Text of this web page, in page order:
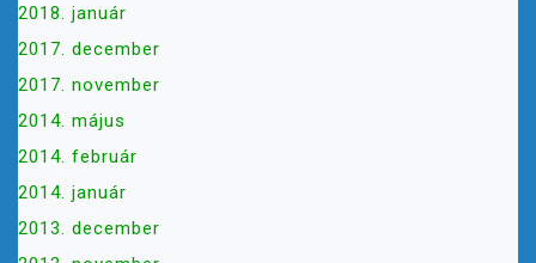
2018. január
2017. december
2017. november
2014. május
2014. február
2014. január
2013. december